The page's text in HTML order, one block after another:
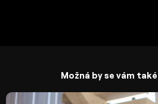
Možná by se vám